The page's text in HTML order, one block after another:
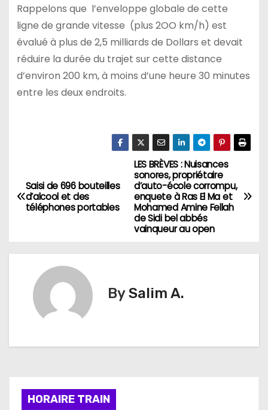
Rappelons que l’enveloppe globale de cette
ligne de grande vitesse (plus 2OO km/h) est
évalué à plus de 2,5 milliards de Dollars et devait
réduire la durée du trajet sur cette distance
d’environ 200 km, à moins d’une heure 30 minutes
entre les deux endroits.
a
i
LES BRÈVES : Nuisances
sonores, propriétaire
d’auto-école corrompu,
enquete à Ras El Ma et
Mohamed Amine Fellah
de Sidi bel abbés
vainqueur au open
Saisi de 696 bouteilles
d’alcool et des
téléphones portables
BySalim A.
HORAIRE TRAIN